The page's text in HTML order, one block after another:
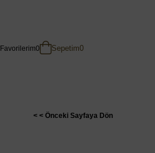
Favorilerim0 Sepetim0
< < Önceki Sayfaya Dön